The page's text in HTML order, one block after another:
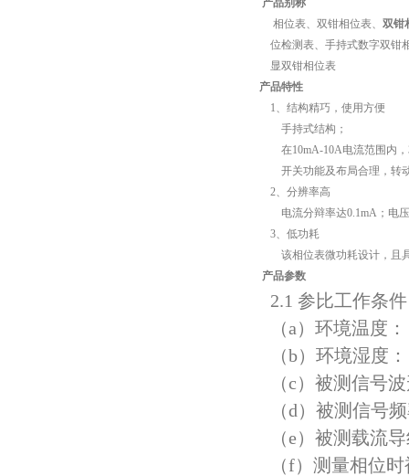
产品别称
相位表、双钳相位表、 双钳
位检测表、手持式数字双钳
显双钳相位表
产品特性
1、结构精巧，使用方便
手持式结构；
在10mA-10A电流范围内
开关功能及布局合理，转
2、分辨率高
电流分辩率达0.1mA；电
3、低功耗
该相位表微功耗设计，且
产品参数
2.1 参比工作条件
（a）环境温度
（b）环境湿度
（c）被测信号
（d）被测信号
（e）被测载流
（f）测量相位